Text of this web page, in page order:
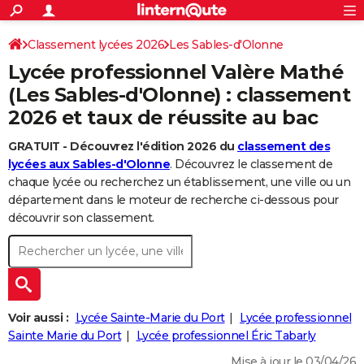
ACTUALITÉS
Politique
Société
Faits Divers
Education
Monde
Villes
+
SPORT
Coupe du monde 2026
Football
Tennis
Cyclisme
Rugby
Forum
CULTURE
Programme TV
TNT
Streaming
Cinéma
Sorties cinéma
Musique
+
FINANCE
Retraite
Impôts
Epargne
Immobilier
Risques naturels par ville
Banque
Assurance
Crédit
AUTO
Essais
Réserver un essai
Citadines
Berlines
SUV
Forum auto
+
HIGH-TECH
Mobiles
Meilleur smartphone
Internet
Ordinateurs
Jeux vidéo
Guide high-tech
+
BRICOLAGE
Forum
Aménagement intérieur
Extérieur
Cuisine
Salle de bains
Jardinage
Rangement
WEEK-END
Guides de France
Escapades
Patrimoine
Expositions
Musées
Week-end nature
+LIFESTYLE
Art de vivre
Bien-être
Loisirs
Mode
Modes de vie
+SANTE
Rechercher
S'inscrire
Connexion
Classement lycées 2026 Les Sables-d'Olonne
Lycée professionnel Valère Mathé
(Les Sables-d'Olonne) : classement
2026 et taux de réussite au bac
GRATUIT - Découvrez l'édition 2026 du classement des
lycées aux Sables-d'Olonne. Découvrez le classement de
chaque lycée ou recherchez un établissement, une ville ou un
département dans le moteur de recherche ci-dessous pour
découvrir son classement.
Voir aussi : Lycée Sainte-Marie du Port
Lycée professionnel
Sainte Marie du Port
Lycée professionnel Éric Tabarly